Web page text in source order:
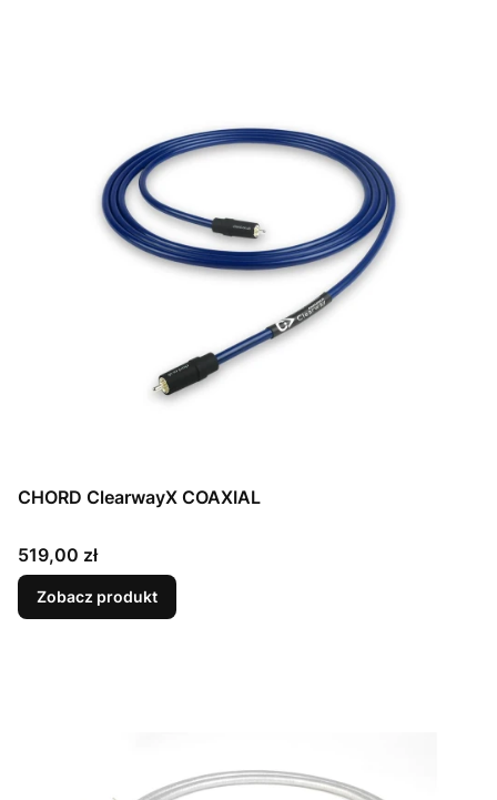
CHORD ClearwayX COAXIAL
Cena
519,00 zł
Zobacz produkt